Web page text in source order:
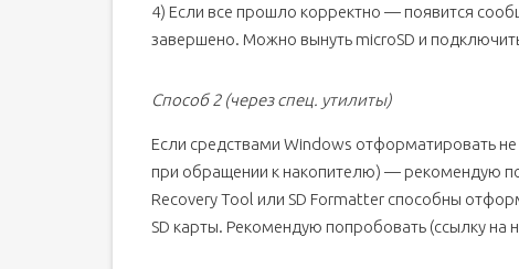
4) Если все прошло корректно — появится
завершено. Можно вынуть microSD и
Способ 2 (через спец. утилиты)
Если средствами Windows отформатировать
при обращении к накопителю) — рекомендую
Recovery Tool или SD Formatter способны
SD карты. Рекомендую попробовать (ссылку на